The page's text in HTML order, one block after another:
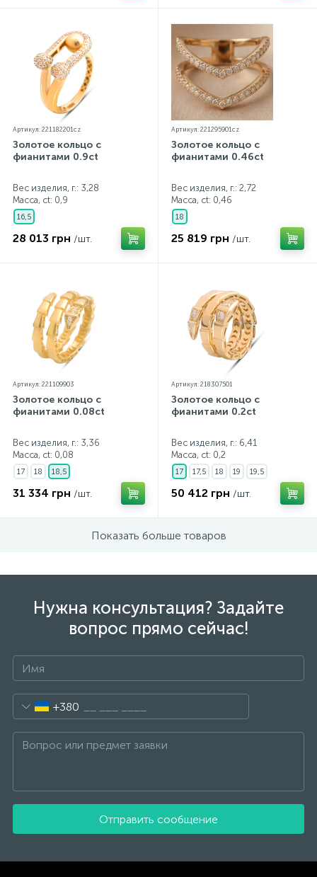
Артикул: 221182201cz
Золотое кольцо с
фианитами 0.9ct
Вес изделия, г.: 3,28
Масса, ct: 0,9
16,5
28 013 грн /шт.
Артикул: 221295901cz
Золотое кольцо с
фианитами 0.46ct
Вес изделия, г.: 2,72
Масса, ct: 0,46
18
25 819 грн /шт.
Артикул: 221109903
Золотое кольцо с
фианитами 0.08ct
Вес изделия, г.: 3,36
Масса, ct: 0,08
17 18 18,5
31 334 грн /шт.
Артикул: 218307501
Золотое кольцо с
фианитами 0.2ct
Вес изделия, г.: 6,41
Масса, ct: 0,2
17 17,5 18 19 19,5
50 412 грн /шт.
Показать больше товаров
Нужна консультация? Задайте
вопрос прямо сейчас!
+380
Отправить сообщение